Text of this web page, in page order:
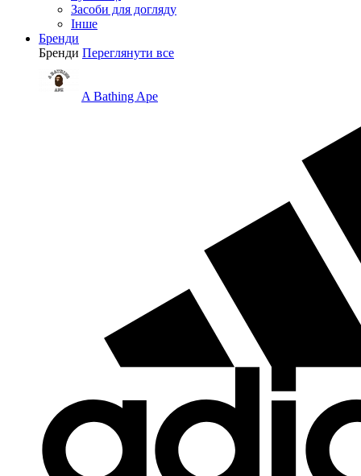
Засоби для догляду
Інше
Бренди
Бренди Переглянути все
A Bathing Ape